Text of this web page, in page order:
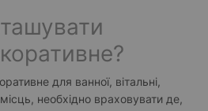
для ванної, вітальні,
необхідно враховувати де,